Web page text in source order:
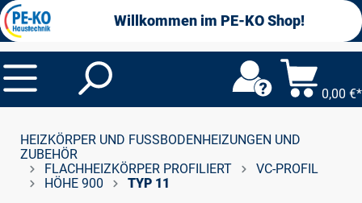
springen Willkommen im PE-KO Shop!
0,00 €*
HEIZKÖRPER UND FUSSBODENHEIZUNGEN UND Z
UBEHÖR
FLACHHEIZKÖRPER PROFILIERT
VC-PROFIL
HÖHE 900
TYP 11